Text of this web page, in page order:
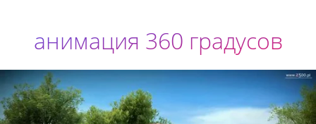
анимация 360 градусов